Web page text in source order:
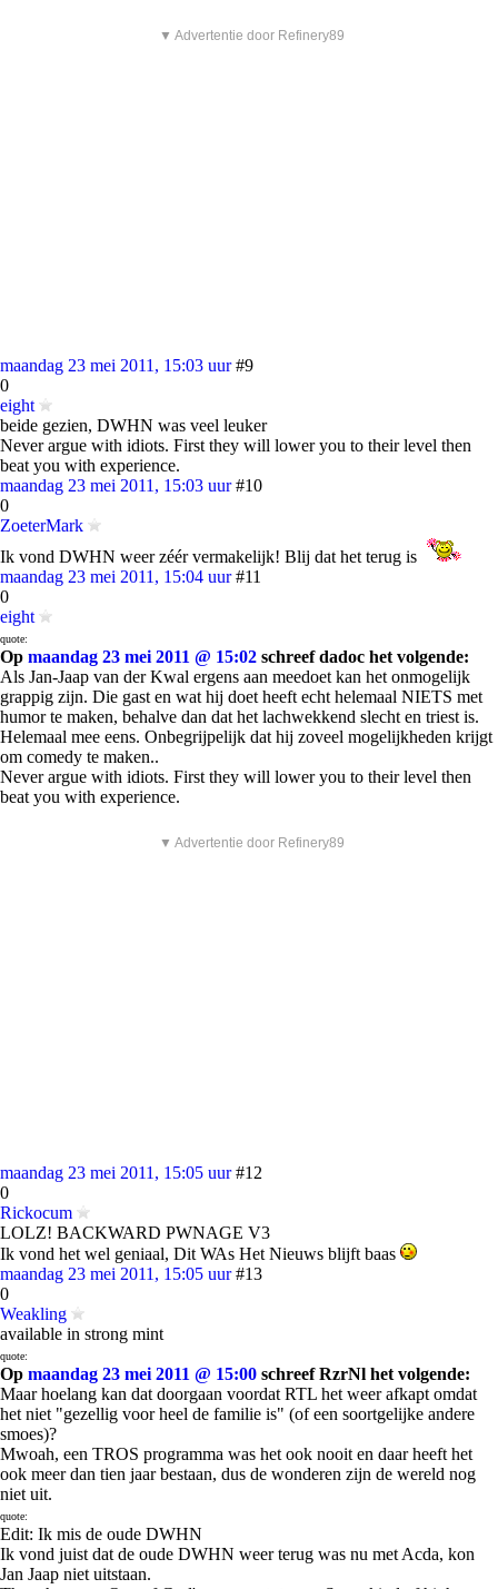
▼ Advertentie door Refinery89
maandag 23 mei 2011, 15:03 uur #9
0
eight
beide gezien, DWHN was veel leuker
Never argue with idiots. First they will lower you to their level then
beat you with experience.
maandag 23 mei 2011, 15:03 uur #10
0
ZoeterMark
Ik vond DWHN weer zéér vermakelijk! Blij dat het terug is
maandag 23 mei 2011, 15:04 uur #11
0
eight
quote:
Op maandag 23 mei 2011 @ 15:02 schreef dadoc het volgende:
Als Jan-Jaap van der Kwal ergens aan meedoet kan het onmogelijk
grappig zijn. Die gast en wat hij doet heeft echt helemaal NIETS met
humor te maken, behalve dan dat het lachwekkend slecht en triest is.
Helemaal mee eens. Onbegrijpelijk dat hij zoveel mogelijkheden krijgt
om comedy te maken..
Never argue with idiots. First they will lower you to their level then
beat you with experience.
▼ Advertentie door Refinery89
maandag 23 mei 2011, 15:05 uur #12
0
Rickocum
LOLZ! BACKWARD PWNAGE V3
Ik vond het wel geniaal, Dit WAs Het Nieuws blijft baas
maandag 23 mei 2011, 15:05 uur #13
0
Weakling
available in strong mint
quote:
Op maandag 23 mei 2011 @ 15:00 schreef RzrNl het volgende:
Maar hoelang kan dat doorgaan voordat RTL het weer afkapt omdat
het niet "gezellig voor heel de familie is" (of een soortgelijke andere
smoes)?
Mwoah, een TROS programma was het ook nooit en daar heeft het
ook meer dan tien jaar bestaan, dus de wonderen zijn de wereld nog
niet uit.
quote:
Edit: Ik mis de oude DWHN
Ik vond juist dat de oude DWHN weer terug was nu met Acda, kon
Jan Jaap niet uitstaan.